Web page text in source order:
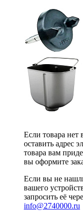
Если товара
оставить адрес
товара вам
вы оформите
Если вы не
вашего
запросить её
info@2740000.ru